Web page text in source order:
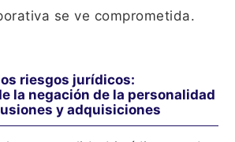
se ve comprometida.
riesgos jurídicos:
la negación de la personalidad
y adquisiciones